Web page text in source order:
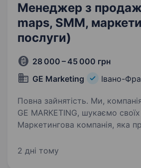
Менеджер з
maps, SMM,
послуги)
28 000 – 45 000 грн
GE Marketing
Івано-
Повна зайнятість. Ми, компанія
GE MARKETING, шукаємо
Маркетингова компанія, яка
кількість послуг, від QR-коду
2 дні тому